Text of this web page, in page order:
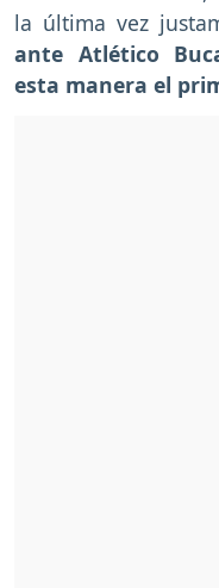
la última vez
ante Atlético
esta manera el